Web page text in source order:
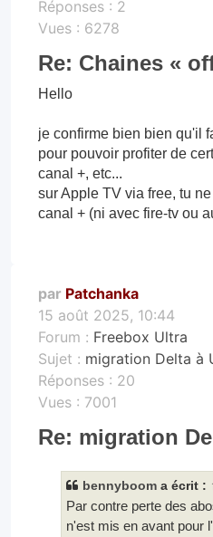
Réponses : 2
Vues : 6278
Re: Chaines «
Hello
je confirme bien bien qu'il
pour pouvoir profiter de
canal +, etc...
sur Apple TV via free, tu
canal + (ni avec fire-tv ou
par Patchanka
15 août 2025, 10:44
Forum : Freebox Ultra
Sujet : migration Delta à
Réponses : 20
Vues : 7001
Re: migration
bennyboom a écrit :
Par contre perte des
n'est mis en avant pour